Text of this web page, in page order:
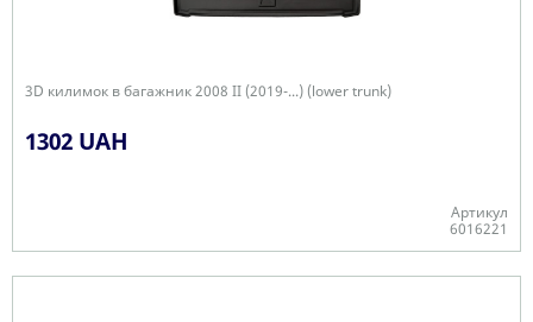
3D килимок в багажник 2008 II (2019-...) (lower trunk)
1302 UAH
Артикул
6016221